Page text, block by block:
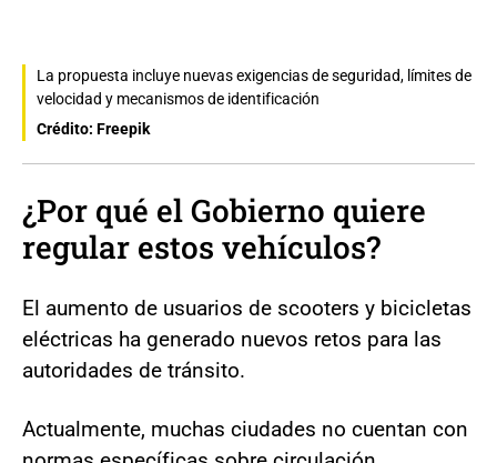
La propuesta incluye nuevas exigencias de seguridad, límites de
velocidad y mecanismos de identificación
Crédito: Freepik
¿Por qué el Gobierno quiere
regular estos vehículos?
El aumento de usuarios de scooters y bicicletas
eléctricas ha generado nuevos retos para las
autoridades de tránsito.
Actualmente, muchas ciudades no cuentan con